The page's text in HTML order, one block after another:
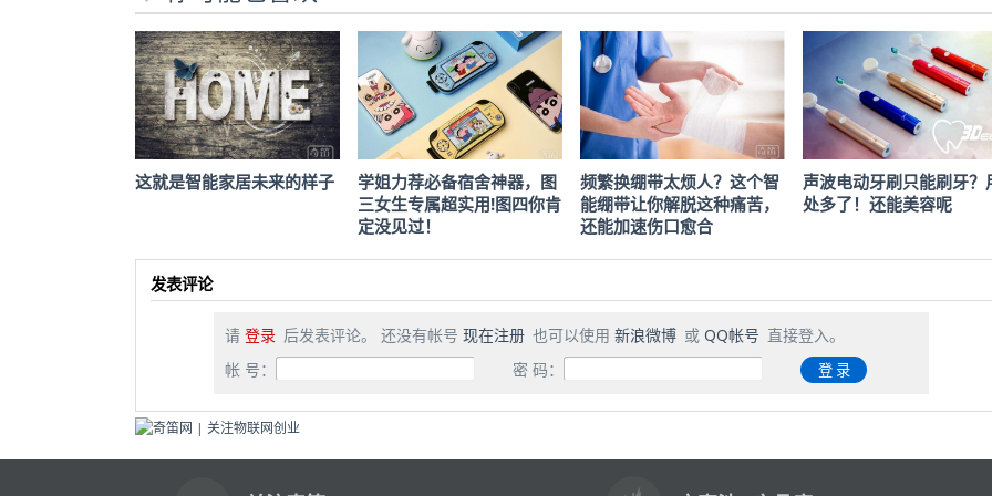
这就是智能家居未来的样子
学姐力荐必备宿舍神器，图
三女生专属超实用!图四你肯
定没见过！
频繁换绷带太烦人？这个智
能绷带让你解脱这种痛苦，
还能加速伤口愈合
声波电动牙刷只能刷牙？
处多了！还能美容呢
发表评论
请 登录 后发表评论。 还没有帐号 现在注册 也可以使用 新浪微博 或 QQ帐号 直接登入。
帐 号：
密 码：